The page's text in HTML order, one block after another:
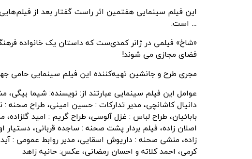
این فیلم سینمایی هفتمین اثر راست گفتار بعد از
… است.
«شاخ» فیلمی در ژانر کمدی‌ست که داستان یک خانواده
فضای مجازی می شوند!
مجری طرح و جانشین تهیه‌کننده این فیلم سینمایی حامی
عوامل این فیلم سینمایی عبارتند از: نویسنده: شیما بیگی،
دانیال کاشانچی، مدیر تدارکات : حسین امینی، طراح صحنه
بابائیان، طراح لباس : غزل آلوسی، طراح گریم : امید گلزاده،
اصلان زاده، فیلم بردار پشت صحنه : ساجده قربانی، دستیار
زاده، منشی صحنه : داریوش اسقایی، مدیر روابط عمومی :
کرمی، احمد کلاته و احسان رمضانی، عکس: حانیه زاهد